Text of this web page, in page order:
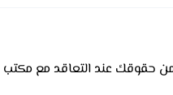
حقوقك عند التعاقد مع مكتب